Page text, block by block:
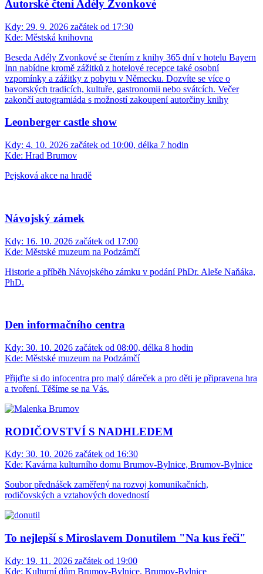
Autorské čtení Adély Zvonkové
Kdy: 29. 9. 2026 začátek od 17:30
Kde: Městská knihovna
Beseda Adély Zvonkové se čtením z knihy 365 dní v hotelu Bayern
Inn nabídne kromě zážitků z hotelové recepce také osobní
vzpomínky a zážitky z pobytu v Německu. Dozvíte se více o
bavorských tradicích, kultuře, gastronomii nebo svátcích. Večer
zakončí autogramiáda s možností zakoupení autorčiny knihy
Leonberger castle show
Kdy: 4. 10. 2026 začátek od 10:00, délka 7 hodin
Kde: Hrad Brumov
Pejsková akce na hradě
Návojský zámek
Kdy: 16. 10. 2026 začátek od 17:00
Kde: Městské muzeum na Podzámčí
Historie a příběh Návojského zámku v podání PhDr. Aleše Naňáka,
PhD.
Den informačního centra
Kdy: 30. 10. 2026 začátek od 08:00, délka 8 hodin
Kde: Městské muzeum na Podzámčí
Přijďte si do infocentra pro malý dáreček a pro děti je připravena hra
a tvoření. Těšíme se na Vás.
RODIČOVSTVÍ S NADHLEDEM
Kdy: 30. 10. 2026 začátek od 16:30
Kde: Kavárna kulturního domu Brumov-Bylnice, Brumov-Bylnice
Soubor přednášek zaměřený na rozvoj komunikačních,
rodičovských a vztahových dovedností
To nejlepší s Miroslavem Donutilem "Na kus řeči"
Kdy: 19. 11. 2026 začátek od 19:00
Kde: Kulturní dům Brumov-Bylnice, Brumov-Bylnice